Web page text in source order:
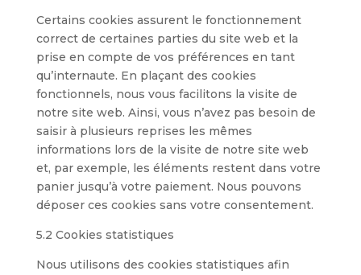
Certains cookies assurent le fonctionnement
correct de certaines parties du site web et la
prise en compte de vos préférences en tant
qu’internaute. En plaçant des cookies
fonctionnels, nous vous facilitons la visite de
notre site web. Ainsi, vous n’avez pas besoin de
saisir à plusieurs reprises les mêmes
informations lors de la visite de notre site web
et, par exemple, les éléments restent dans votre
panier jusqu’à votre paiement. Nous pouvons
déposer ces cookies sans votre consentement.
5.2 Cookies statistiques
Nous utilisons des cookies statistiques afin